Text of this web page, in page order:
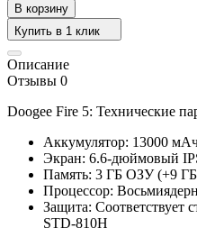
В корзину
Купить в 1 клик
Описание
Отзывы 0
Doogee Fire 5: Технические
Аккумулятор: 13000
Экран: 6.6-дюймовый
Память: 3 ГБ ОЗУ (+9
Процессор:
Защита: Соответствует
STD-810H